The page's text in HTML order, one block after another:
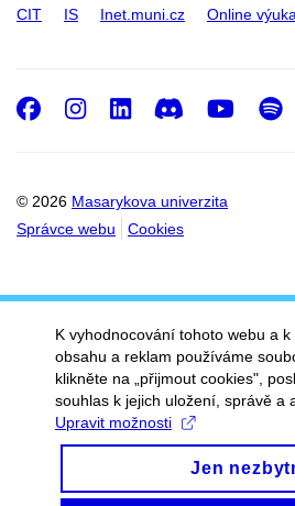
CIT IS Inet.muni.cz Online výuka
© 2026 Masarykova univerzita
Správce webu
Cookies
Facebook
Instagram
LinkedIn
Discord
K vyhodnocování tohoto webu a
obsahu a reklam používáme
klikněte na „přijmout cookies",
souhlas k jejich uložení, správě a
Upravit možnosti
Jen